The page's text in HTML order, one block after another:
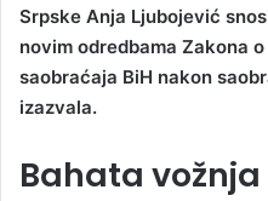
Srpske Anja Ljubojević
novim odredbama Zakona
saobraćaja BiH nakon
izazvala.
Bahata vožnja